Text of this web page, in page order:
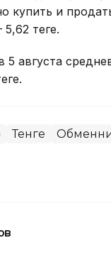
купить и
теңге.
5 августа
Тенге